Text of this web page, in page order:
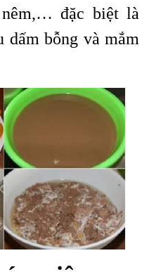
đặc biệt là
dấm bỗng và mắm